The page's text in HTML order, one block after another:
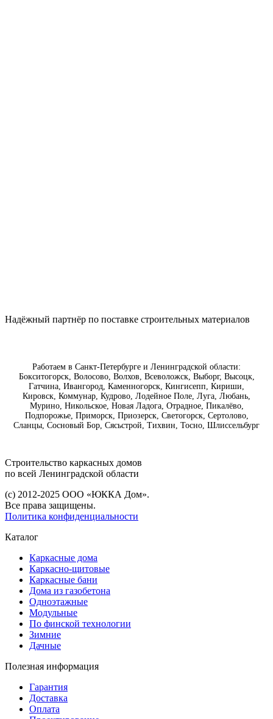
Надëжный партнёр по поставке строительных материалов
Работаем в Санкт-Петербурге и Ленинградской области:
Бокситогорск, Волосово, Волхов, Всеволожск, Выборг, Высоцк,
Гатчина, Ивангород, Каменногорск, Кингисепп, Кириши,
Кировск, Коммунар, Кудрово, Лодейное Поле, Луга, Любань,
Мурино, Никольское, Новая Ладога, Отрадное, Пикалёво,
Подпорожье, Приморск, Приозерск, Светогорск, Сертолово,
Сланцы, Сосновый Бор, Сясьстрой, Тихвин, Тосно, Шлиссельбург
Строительство каркасных дoмoв
по всей Ленинградской области
(с) 2012-2025 ООО «ЮККА Дoм».
Все права защищены.
Политика конфиденциальности
Каталог
Каркасные дома
Каркасно-щитовые
Каркасные бани
Дома из газобетона
Одноэтажные
Модульные
По финской технологии
Зимние
Дачные
Полезная информация
Гарантия
Доставка
Оплата